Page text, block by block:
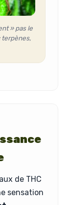
» pas le
terpènes,
de THC
sensation